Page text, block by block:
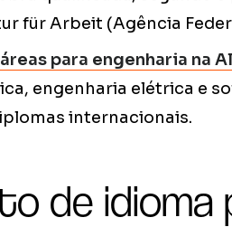
für Arbeit (Agência
para engenharia na
engenharia elétrica e
internacionais.
de idioma